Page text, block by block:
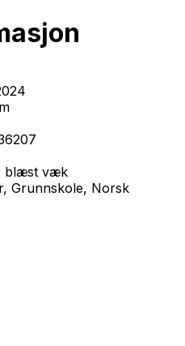
blæst væk
Grunnskole, Norsk